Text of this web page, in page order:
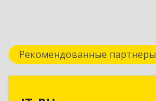
Рекомендованные партнеры